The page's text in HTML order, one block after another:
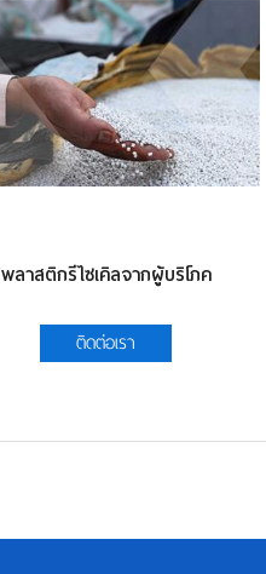
พลาสติกรีไซเคิลจากผู้บริโภค
ติดต่อเรา